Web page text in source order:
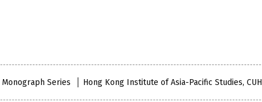
Monograph Series Hong Kong Institute of Asia-Pacific Studies,